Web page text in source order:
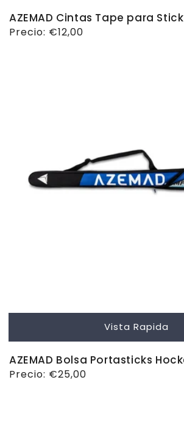
AZEMAD Cintas Tape para
Precio
Precio: €12,00
Vista Rapida
AZEMAD Bolsa Portasticks
Precio
Precio: €25,00